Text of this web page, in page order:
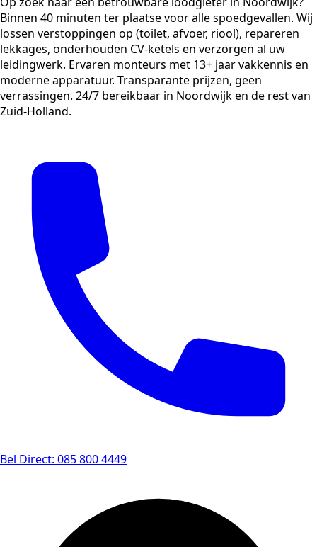
Binnen 40 minuten ter plaatse voor alle spoedgevallen. Wij
lossen verstoppingen op (toilet, afvoer, riool), repareren
lekkages, onderhouden CV-ketels en verzorgen al uw
leidingwerk. Ervaren monteurs met 13+ jaar vakkennis en
moderne apparatuur. Transparante prijzen, geen
verrassingen. 24/7 bereikbaar in Noordwijk en de rest van
Zuid-Holland.
Bel Direct: 085 800 4449